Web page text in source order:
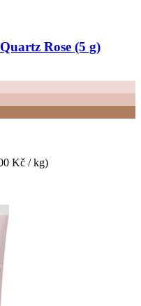
Rose (5 g)
Kč / kg)